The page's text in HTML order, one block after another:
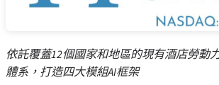
依託覆蓋12個國家和地區的現有酒店勞動
體系，打造四大模組AI框架